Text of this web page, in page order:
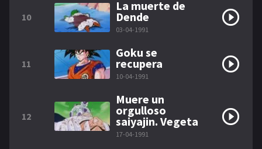
10
La muerte de
Dende
03-04-1991
11
Goku se
recupera
10-04-1991
12
Muere un
orgulloso
saiyajin. Vegeta
17-04-1991